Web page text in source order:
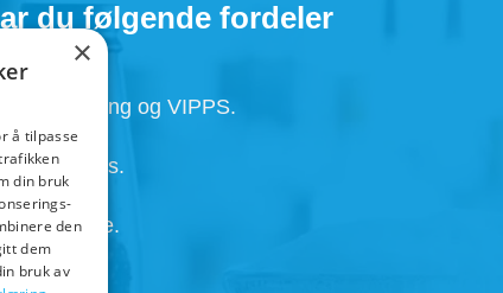
du følgende fordeler
, Avbetaling og VIPPS.
i fokus.
avtale.
×
å tilpasse
din bruk
den
dem
bruk av